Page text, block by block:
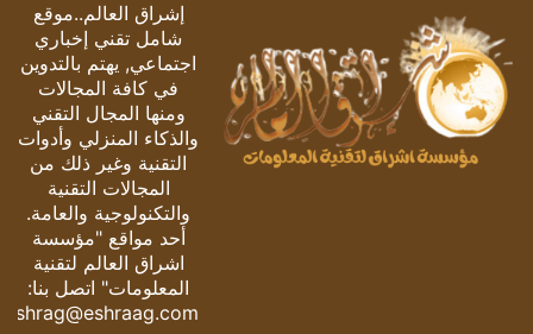
إشراق العالم..موقع
شامل تقني إخباري
اجتماعي, يهتم بالتدوين
في كافة المجالات
ومنها المجال التقني
والذكاء المنزلي وأدوات
التقنية وغير ذلك من
المجالات التقنية
والتكنولوجية والعامة.
أحد مواقع "مؤسسة
اشراق العالم لتقنية
المعلومات" اتصل بنا:
eshrag@eshraag.com